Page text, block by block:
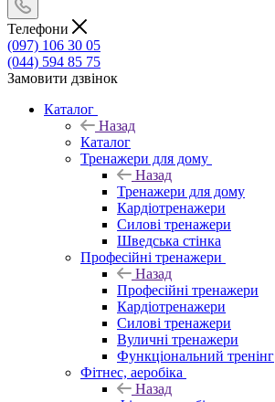
Телефони
(097) 106 30 05
(044) 594 85 75
Замовити дзвінок
Каталог
Назад
Каталог
Тренажери для дому
Назад
Тренажери для дому
Кардіотренажери
Силові тренажери
Шведська стінка
Професійні тренажери
Назад
Професійні тренажери
Кардіотренажери
Силові тренажери
Вуличні тренажери
Функціональний тренінг
Фітнес, аеробіка
Назад